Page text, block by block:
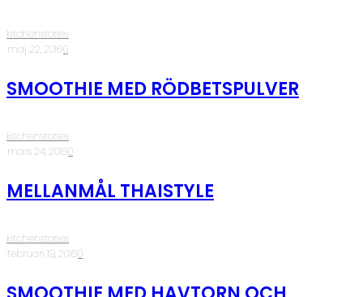
kitchenstories
·maj 22, 2016·0
SMOOTHIE MED RÖDBETSPULVER
kitchenstories
·mars 24, 2016·0
MELLANMÅL THAISTYLE
kitchenstories
·februari 19, 2016·0